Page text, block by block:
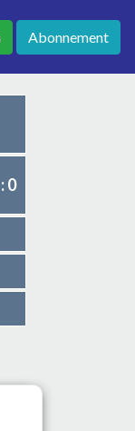
Abonnement
0